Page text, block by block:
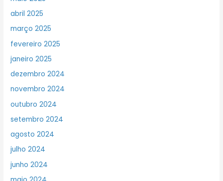
abril 2025
março 2025
fevereiro 2025
janeiro 2025
dezembro 2024
novembro 2024
outubro 2024
setembro 2024
agosto 2024
julho 2024
junho 2024